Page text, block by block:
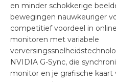
en minder schokkerige
bewegingen nauwkeuriger
competitief voordeel in
monitoren met variabele
NVIDIA G-Sync, die
monitor en je grafische